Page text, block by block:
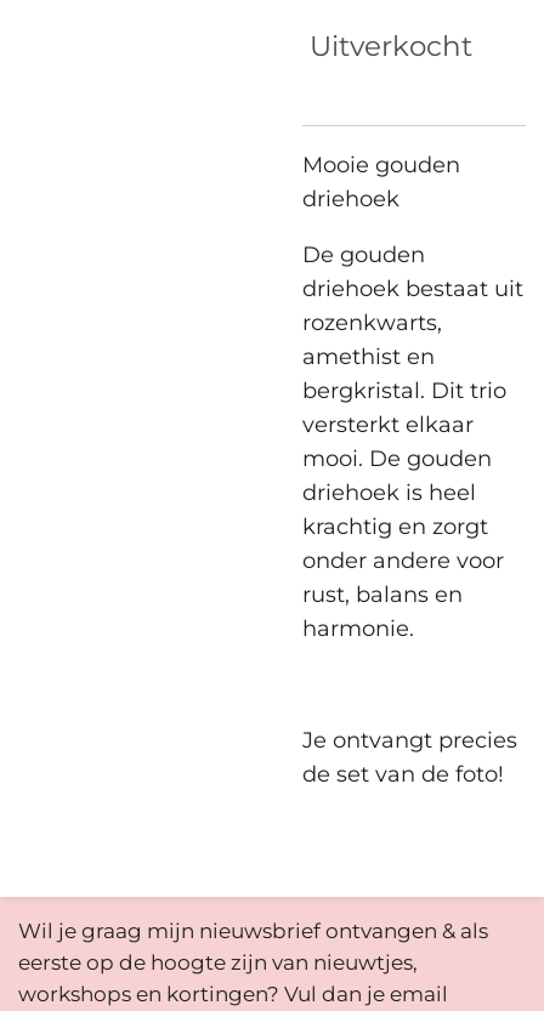
Uitverkocht
Mooie gouden
driehoek
De gouden
driehoek bestaat uit
rozenkwarts,
amethist en
bergkristal. Dit trio
versterkt elkaar
mooi. De gouden
driehoek is heel
krachtig en zorgt
onder andere voor
rust, balans en
harmonie.
Je ontvangt precies
de set van de foto!
Wil je graag mijn nieuwsbrief ontvangen & als
eerste op de hoogte zijn van nieuwtjes,
workshops en kortingen? Vul dan je email